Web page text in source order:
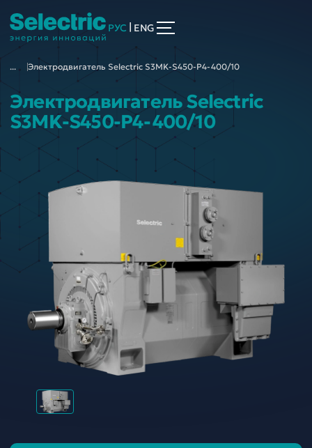
РУС ENG
... Электродвигатель Selectric S3MK-S450-P4-400/10
Электродвигатель Selectric
S3MK-S450-P4-400/10